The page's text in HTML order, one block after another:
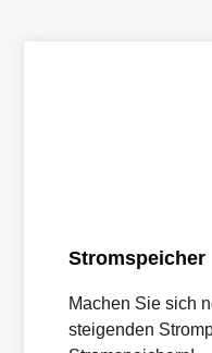
Stromspeicher
Machen Sie sich
steigenden